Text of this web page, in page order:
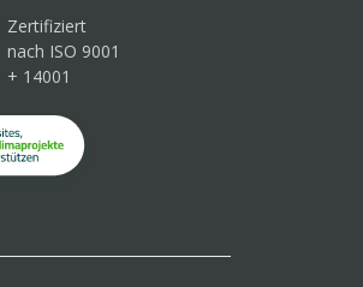
Zertifiziert
nach ISO 9001
+ 14001